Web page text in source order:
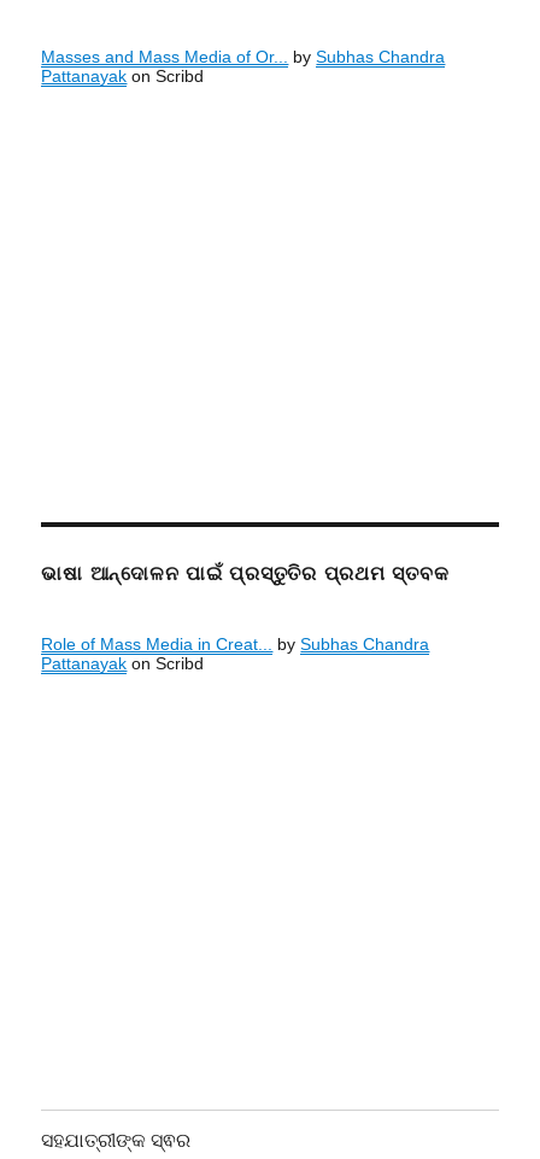
Masses and Mass Media of Or... bySubhas Chandra
Pattanayak on Scribd
ଭାଷା ଆନ୍ଦୋଳନ ପାଇଁ ପ୍ରସ୍ତୁତିର ପ୍ରଥମ ସ୍ତବକ
Role of Mass Media in Creat... bySubhas Chandra
Pattanayak on Scribd
ସହଯାତ୍ରୀଙ୍କ ସ୍ଵର